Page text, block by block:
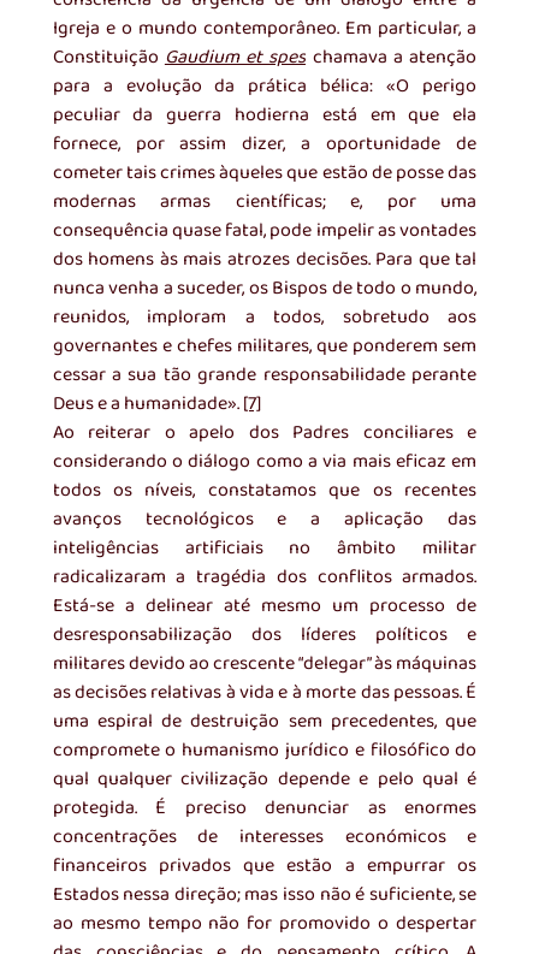
Igreja e o mundo contemporâneo. Em particular, a
Constituição Gaudium et spes chamava a atenção
para a evolução da prática bélica: «O perigo
peculiar da guerra hodierna está em que ela
fornece, por assim dizer, a oportunidade de
cometer tais crimes àqueles que estão de posse das
modernas armas científicas; e, por uma
consequência quase fatal, pode impelir as vontades
dos homens às mais atrozes decisões. Para que tal
nunca venha a suceder, os Bispos de todo o mundo,
reunidos, imploram a todos, sobretudo aos
governantes e chefes militares, que ponderem sem
cessar a sua tão grande responsabilidade perante
Deus e a humanidade». [7]
Ao reiterar o apelo dos Padres conciliares e
considerando o diálogo como a via mais eficaz em
todos os níveis, constatamos que os recentes
avanços tecnológicos e a aplicação das
inteligências artificiais no âmbito militar
radicalizaram a tragédia dos conflitos armados.
Está-se a delinear até mesmo um processo de
desresponsabilização dos líderes políticos e
militares devido ao crescente “delegar” às máquinas
as decisões relativas à vida e à morte das pessoas. É
uma espiral de destruição sem precedentes, que
compromete o humanismo jurídico e filosófico do
qual qualquer civilização depende e pelo qual é
protegida. É preciso denunciar as enormes
concentrações de interesses económicos e
financeiros privados que estão a empurrar os
Estados nessa direção; mas isso não é suficiente, se
ao mesmo tempo não for promovido o despertar